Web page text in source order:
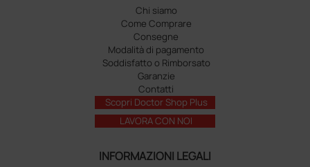
Chi siamo
Come Comprare
Consegne
Modalità di pagamento
Soddisfatto o Rimborsato
Garanzie
Contatti
Scopri Doctor Shop Plus
LAVORA CON NOI
INFORMAZIONI LEGALI